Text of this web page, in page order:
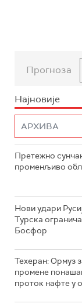
Прогноза
Најновије
Претежно
променљиво
Нови удари
Турска
Босфор
Техеран: Ормуз
промене
проток нафте у